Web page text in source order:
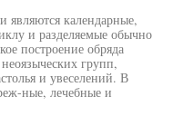
являются календарные,
и разделяемые обычно
построение обряда
групп,
и увеселений. В
ные, лечебные и